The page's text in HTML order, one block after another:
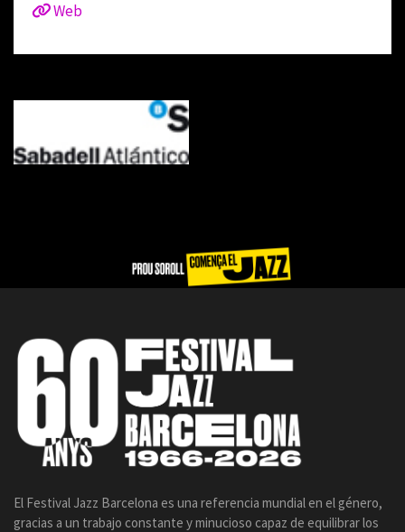
Web
El Festival Jazz Barcelona es una referencia mundial en el género,
gracias a un trabajo constante y minucioso capaz de equilibrar los